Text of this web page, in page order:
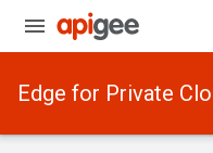
Edge for Private